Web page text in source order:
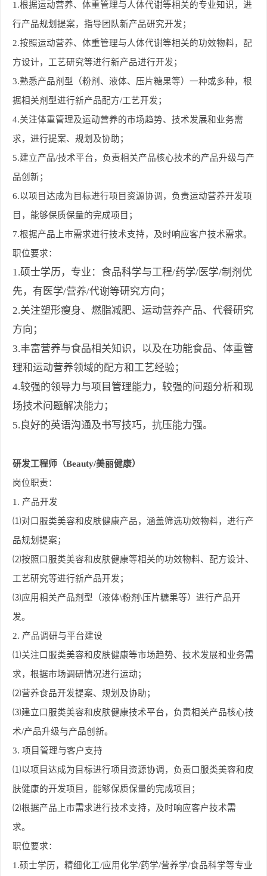
1.根据运动营养、体重管理与人体代谢等相关的专业知识，进
行产品规划提案，指导团队新产品研究开发；
2.按照运动营养、体重管理与人体代谢等相关的功效物料，配
方设计，工艺研究等进行新产品进行开发；
3.熟悉产品剂型（粉剂、液体、压片糖果等）一种或多种，根
据相关剂型进行新产品配方/工艺开发；
4.关注体重管理及运动营养的市场趋势、技术发展和业务需
求，进行提案、规划及协助；
5.建立产品/技术平台，负责相关产品核心技术的产品升级与产
品创新；
6.以项目达成为目标进行项目资源协调，负责运动营养开发项
目，能够保质保量的完成项目；
7.根据产品上市需求进行技术支持，及时响应客户技术需求。
职位要求：
1.硕士学历，专业：食品科学与工程/药学/医学/制剂优
先，有医学/营养/代谢等研究方向；
2.关注塑形瘦身、燃脂减肥、运动营养产品、代餐研究
方向；
3.丰富营养与食品相关知识，以及在功能食品、体重管
理和运动营养领域的配方和工艺经验；
4.较强的领导力与项目管理能力，较强的问题分析和现
场技术问题解决能力；
5.良好的英语沟通及书写技巧，抗压能力强。
研发工程师（Beauty/美丽健康）
岗位职责：
1. 产品开发
⑴对口服类美容和皮肤健康产品，涵盖筛选功效物料，进行产
品规划提案；
⑵按照口服类美容和皮肤健康等相关的功效物料、配方设计、
工艺研究等进行新产品开发；
⑶应用相关产品剂型（液体\粉剂\压片糖果等）进行产品开
发。
2. 产品调研与平台建设
⑴关注口服类美容和皮肤健康等市场趋势、技术发展和业务需
求，根据市场调研情况进行运动；
⑵营养食品开发提案、规划及协助；
⑶建立口服类美容和皮肤健康技术平台，负责相关产品核心技
术/产品升级与产品创新。
3. 项目管理与客户支持
⑴以项目达成为目标进行项目资源协调，负责口服类美容和皮
肤健康的开发项目，能够保质保量的完成项目；
⑵根据产品上市需求进行技术支持，及时响应客户技术需
求。
职位要求：
1.硕士学历，精细化工/应用化学/药学/营养学/食品科学等专业